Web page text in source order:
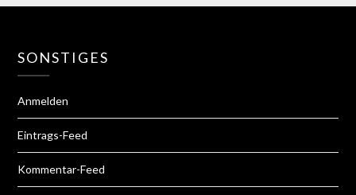
SONSTIGES
Anmelden
Eintrags-Feed
Kommentar-Feed